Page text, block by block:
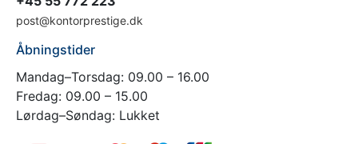
post@kontorprestige.dk
Åbningstider
Mandag–Torsdag: 09.00 – 16.00
Fredag: 09.00 – 15.00
Lørdag–Søndag: Lukket